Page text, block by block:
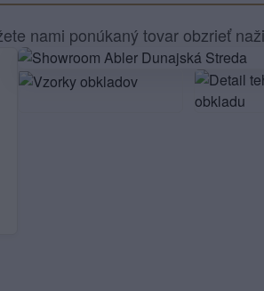
nami ponúkaný tovar obzrieť